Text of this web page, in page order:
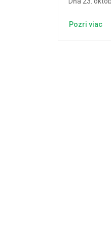
Pozri viac